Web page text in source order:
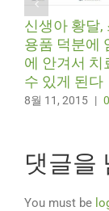
신생아 황달,
용품 덕분에
에 안겨서 치
수 있게 된다
8월 11, 2015 |
댓글을
You must be